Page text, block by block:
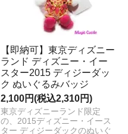
【即納可】東京ディズニー
ランド ディズニー・イー
スター2015 ディジーダッ
ク ぬいぐるみバッジ
2,100円(税込2,310円)
東京ディズニーランド限定
の、2015ディズニー・イース
ター ディジーダックのぬいぐ